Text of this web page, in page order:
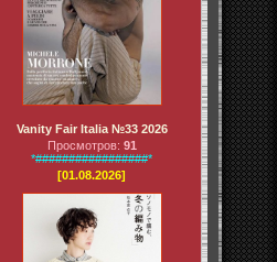
Vanity Fair Italia №33 2026
Просмотров: 91
*#################*
[01.08.2026]